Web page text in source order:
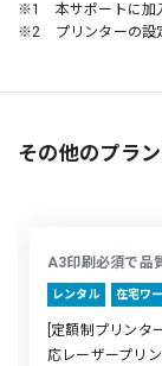
※1 本サポートに加
※2 プリンターの設
その他のプラ
A3印刷
レンタル
[定額制
応レーザ